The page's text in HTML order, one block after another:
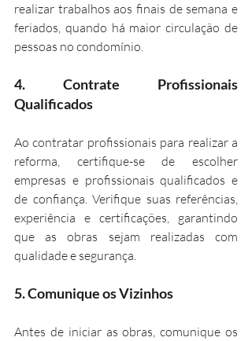
realizar trabalhos aos finais de semana e
feriados, quando há maior circulação de
pessoas no condomínio.
4. Contrate Profissionais
Qualificados
Ao contratar profissionais para realizar a
reforma, certifique-se de escolher
empresas e profissionais qualificados e
de confiança. Verifique suas referências,
experiência e certificações, garantindo
que as obras sejam realizadas com
qualidade e segurança.
5. Comunique os Vizinhos
Antes de iniciar as obras, comunique os